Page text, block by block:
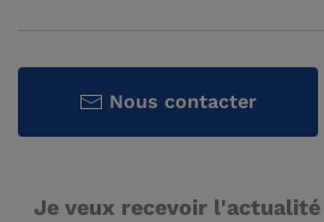
Nous contacter
Je veux recevoir l'actualité